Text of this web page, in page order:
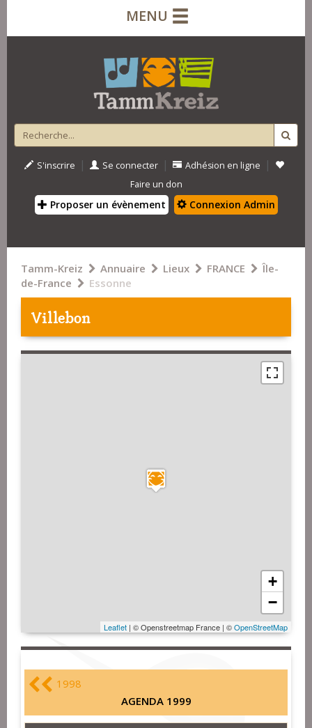
MENU
S'inscrire | Se connecter | Adhésion en ligne |
Faire un don
Proposer un évènement Connexion Admin
Tamm-Kreiz Annuaire Lieux FRANCE
Île-
de-France
Essonne
Villebon
+
−
Leaflet | © Openstreetmap France | ©OpenStreetMap
1998
AGENDA 1999